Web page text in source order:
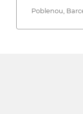
Poblenou,